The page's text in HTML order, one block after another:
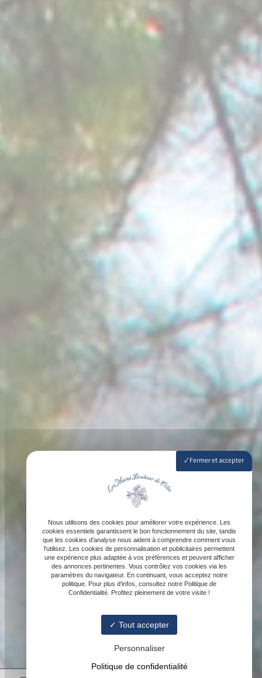
Fermer et accepter
Nous utilisons des cookies pour améliorer votre expérience. Les
cookies essentiels garantissent le bon fonctionnement du site, tandis
que les cookies d'analyse nous aident à comprendre comment vous
l'utilisez. Les cookies de personnalisation et publicitaires permettent
une expérience plus adaptée à vos préférences et peuvent afficher
des annonces pertinentes. Vous contrôlez vos cookies via les
paramètres du navigateur. En continuant, vous acceptez notre
politique. Pour plus d'infos, consultez notre Politique de
Confidentialité. Profitez pleinement de votre visite !
Tout accepter
Personnaliser
Politique de confidentialité